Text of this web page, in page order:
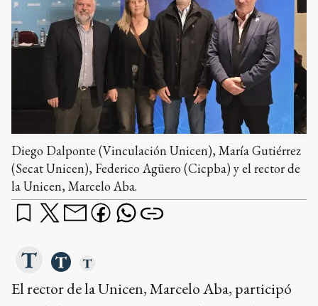
Diego Dalponte (Vinculación Unicen), María Gutiérrez
(Secat Unicen), Federico Agüero (Cicpba) y el rector de
la Unicen, Marcelo Aba.
El rector de la Unicen, Marcelo Aba, participó